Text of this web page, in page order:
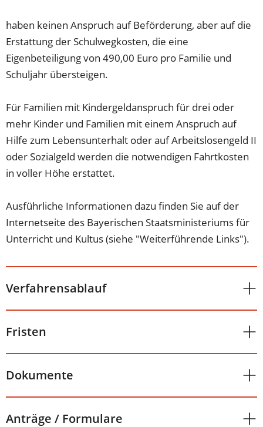
haben keinen Anspruch auf Beförderung, aber auf die
Erstattung der Schulwegkosten, die eine
Eigenbeteiligung von 490,00 Euro pro Familie und
Schuljahr übersteigen.
Für Familien mit Kindergeldanspruch für drei oder
mehr Kinder und Familien mit einem Anspruch auf
Hilfe zum Lebensunterhalt oder auf Arbeitslosengeld II
oder Sozialgeld werden die notwendigen Fahrtkosten
in voller Höhe erstattet.
Ausführliche Informationen dazu finden Sie auf der
Internetseite des Bayerischen Staatsministeriums für
Unterricht und Kultus (siehe "Weiterführende Links").
Verfahrensablauf
Fristen
Dokumente
Anträge / Formulare